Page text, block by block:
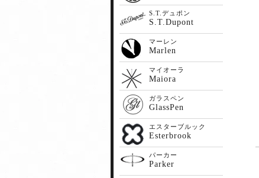
S.T.デュポン
S.T.Dupont
マーレン
Marlen
マイオーラ
Maiora
ガラスペン
GlassPen
エスターブルック
Esterbrook
パーカー
Parker